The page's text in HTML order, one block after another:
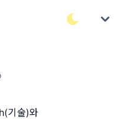
기술)와